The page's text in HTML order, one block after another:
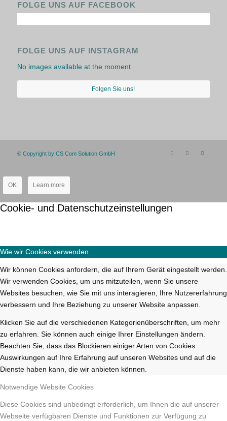
FOLGE UNS AUF FACEBOOK
FOLGE UNS AUF INSTAGRAM
No images available at the moment
Folgen Sie uns!
© Copyright by CS Com Solution GmbH
OK Learn more
Cookie- und Datenschutzeinstellungen
Wie wir Cookies verwenden
Wir können Cookies anfordern, die auf Ihrem Gerät eingestellt werden.
Wir verwenden Cookies, um uns mitzuteilen, wenn Sie unsere
Websites besuchen, wie Sie mit uns interagieren, Ihre Nutzererfahrung
verbessern und Ihre Beziehung zu unserer Website anpassen.
Klicken Sie auf die verschiedenen Kategorienüberschriften, um mehr
zu erfahren. Sie können auch einige Ihrer Einstellungen ändern.
Beachten Sie, dass das Blockieren einiger Arten von Cookies
Auswirkungen auf Ihre Erfahrung auf unseren Websites und auf die
Dienste haben kann, die wir anbieten können.
Notwendige Website Cookies
Diese Cookies sind unbedingt erforderlich, um Ihnen die auf unserer
Webseite verfügbaren Dienste und Funktionen zur Verfügung zu